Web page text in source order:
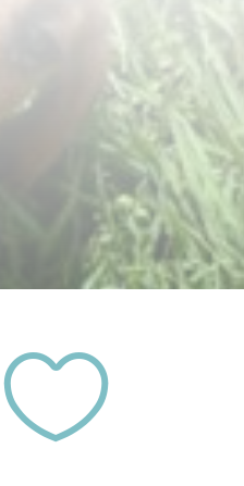
